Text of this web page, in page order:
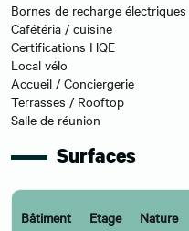
Bornes de recharge électriques
Cafétéria / cuisine
Certifications HQE
Local vélo
Accueil / Conciergerie
Terrasses / Rooftop
Salle de réunion
Surfaces
Bâtiment Etage Nature